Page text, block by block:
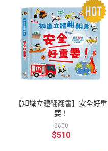
【知識立體翻翻書】安全好重
要！
$600
$510